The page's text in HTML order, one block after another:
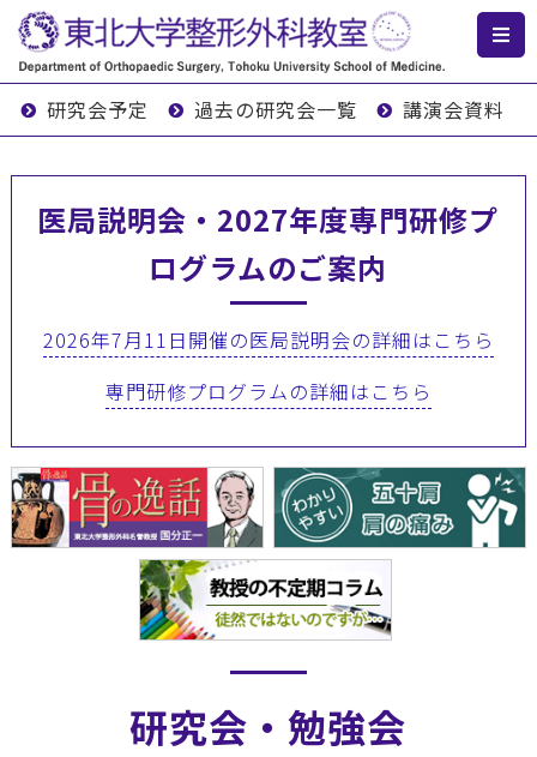
研究会予定 過去の研究会一覧 講演会資料
医局説明会・2027年度専門研修プ
ログラムのご案内
2026年7月11日開催の医局説明会の詳細はこちら
専門研修プログラムの詳細はこちら
研究会・勉強会